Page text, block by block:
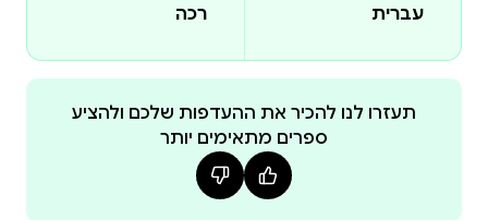
עברית
רכה
תעזרו לנו להכיר את ההעדפות שלכם ולהציע
ספרים מתאימים יותר